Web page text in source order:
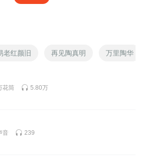
老红颜旧 再见陶真明 万里陶华
花筒 5.80万
音 239